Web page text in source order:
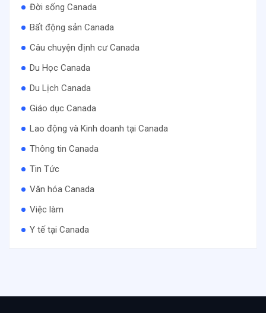
Đời sống Canada
Bất động sản Canada
Câu chuyện định cư Canada
Du Học Canada
Du Lịch Canada
Giáo dục Canada
Lao động và Kinh doanh tại Canada
Thông tin Canada
Tin Tức
Văn hóa Canada
Việc làm
Y tế tại Canada